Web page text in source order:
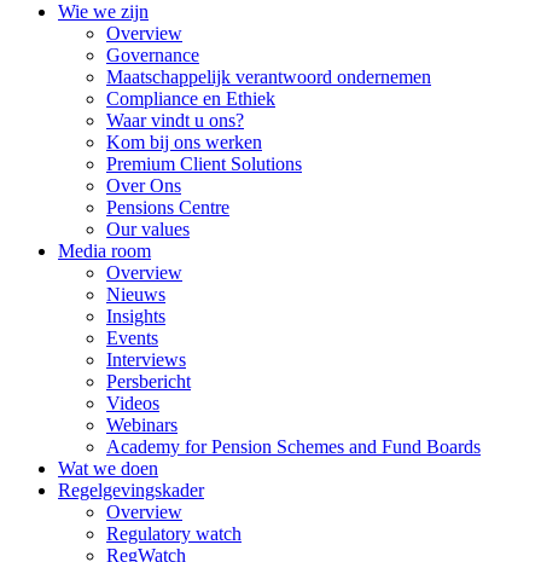
Wie we zijn
Overview
Governance
Maatschappelijk verantwoord ondernemen
Compliance en Ethiek
Waar vindt u ons?
Kom bij ons werken
Premium Client Solutions
Over Ons
Pensions Centre
Our values
Media room
Overview
Nieuws
Insights
Events
Interviews
Persbericht
Videos
Webinars
Academy for Pension Schemes and Fund Boards
Wat we doen
Regelgevingskader
Overview
Regulatory watch
RegWatch